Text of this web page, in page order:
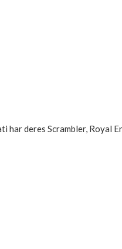
deres Scrambler, Royal